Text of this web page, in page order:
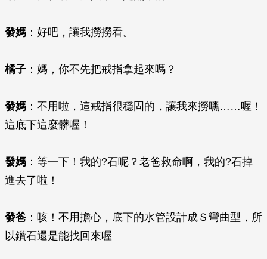
發媽 ：好吧，讓我撈撈看。
橘子 ：媽，你不先把戒指拿起來嗎？
發媽 ：不用啦，這戒指很穩固的，讓我來撈嘿……喔！
這底下這麼髒喔！
發媽 ：等一下！我的?石呢？老爸救命啊，我的?石掉
進去了啦！
發爸 ：咳！不用擔心，底下的水管設計成Ｓ彎曲型，所
以鑽石還是能找回來喔